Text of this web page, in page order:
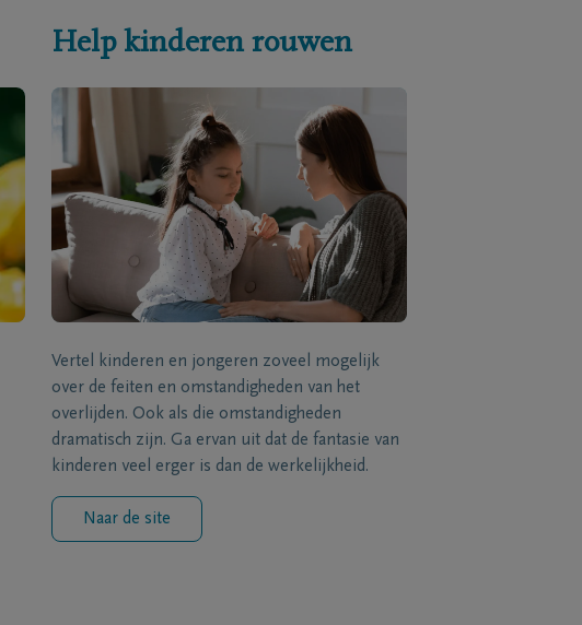
Help kinderen rouwen
Vertel kinderen en jongeren zoveel mogelijk
over de feiten en omstandigheden van het
overlijden. Ook als die omstandigheden
dramatisch zijn. Ga ervan uit dat de fantasie van
kinderen veel erger is dan de werkelijkheid.
Naar de site